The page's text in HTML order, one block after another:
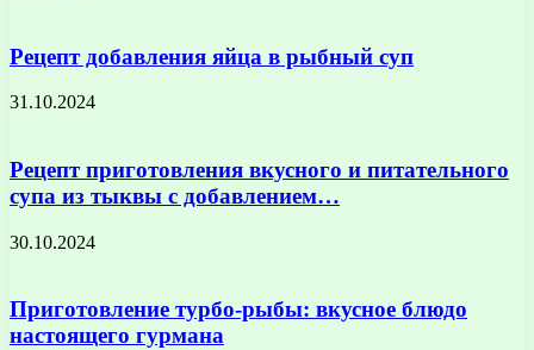
Рецепт добавления яйца в рыбный суп
31.10.2024
Рецепт приготовления вкусного и питательного
супа из тыквы с добавлением…
30.10.2024
Приготовление турбо-рыбы: вкусное блюдо
настоящего гурмана